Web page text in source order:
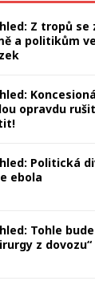
Z tropů
a politikům
opravdu
Politická
ebola
Tohle
z